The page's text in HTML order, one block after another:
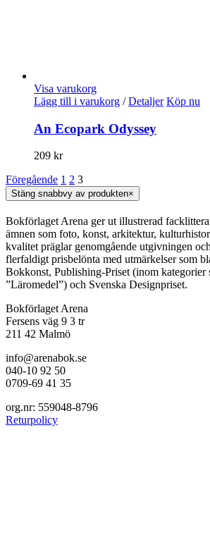
Visa varukorg
Lägg till i varukorg / Detaljer Köp nu
An Ecopark Odyssey
209 kr
Föregående 1 2 3
Stäng snabbvy av produkten×
Bokförlaget Arena ger ut illustrerad
ämnen som foto, konst, arkitektur,
kvalitet präglar genomgående utgivningen
flerfaldigt prisbelönta med utmärkelser som
Bokkonst, Publishing-Priset (inom kategorier
”Läromedel”) och Svenska Designpriset.
Bokförlaget Arena
Fersens väg 9 3 tr
211 42 Malmö
info@arenabok.se
040-10 92 50
0709-69 41 35
org.nr: 559048-8796
Returpolicy